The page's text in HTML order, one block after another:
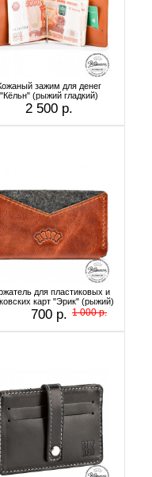
зажим для денег
"Кёльн" (рыжий гладкий)
2 500 р.
для пластиковых и
карт "Эрик" (рыжий)
700 р. 1 000 р.